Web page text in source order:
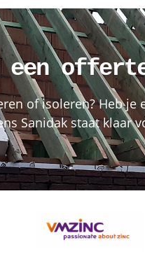
een
of isoleren? Heb je
Sanidak staat klaar